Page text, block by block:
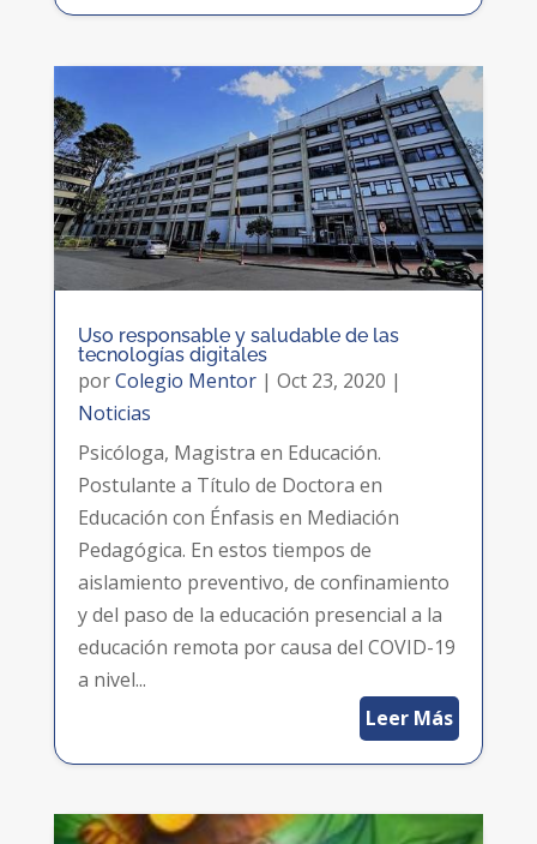
Uso responsable y saludable de las
tecnologías digitales
porColegio Mentor| Oct 23, 2020 |
Noticias
Psicóloga, Magistra en Educación.
Postulante a Título de Doctora en
Educación con Énfasis en Mediación
Pedagógica. En estos tiempos de
aislamiento preventivo, de confinamiento
y del paso de la educación presencial a la
educación remota por causa del COVID-19
a nivel...
Leer Más